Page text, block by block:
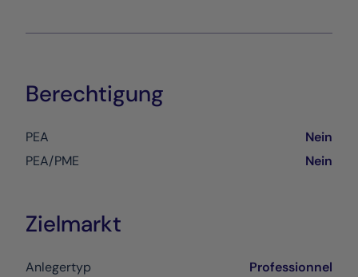
Berechtigung
PEA
Nein
PEA/PME
Nein
Zielmarkt
Anlegertyp
Professionnel